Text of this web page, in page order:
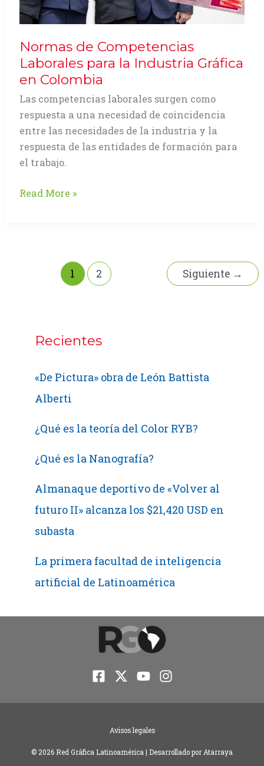
Normas de Competencias
Laborales para la Industria Gráfica
en Colombia
Las competencias laborales surgen como
respuesta a una necesidad de coincidencia
entre las necesidades de la industria y la
respuesta de las entidades de formación para
el trabajo.
Normas
Colombia
Read More »
1 2 Siguiente →
Recientes
«De Pictura» obra de León Battista
Alberti
¿Qué es la teoría del Color RYB?
¿Qué es la Nanografía?
Almanaque deportivo de «Volver al
futuro II» alcanza los $21,420 USD en
subasta
La primera facultad de inteligencia
artificial de Latinoamérica
Avisos legales
© 2026 Red Gráfica Latinoamérica | Desarrollado por Atarraya